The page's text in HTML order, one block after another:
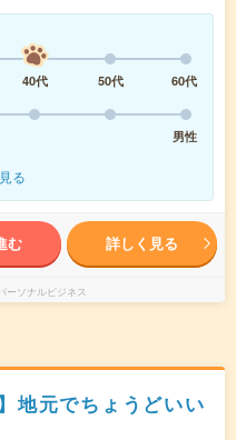
40代 50代
60代
男性
る
む 詳しく見る
ーソナルビジネス
地元でちょうどいい